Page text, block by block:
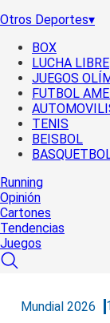
Otros Deportes▾
BOX
LUCHA LIBRE
JUEGOS
FUTBOL
TENIS
BEISBOL
Running
Opinión
Cartones
Tendencias
Juegos
Mundial 2026